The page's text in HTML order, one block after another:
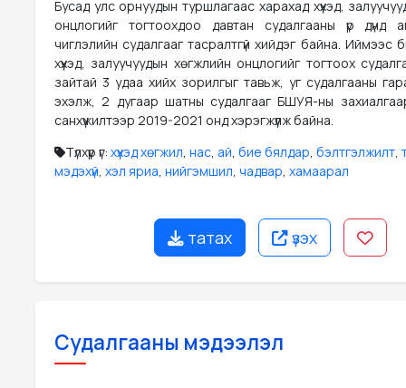
Бусад улс орнуудын туршлагаас харахад хүүхэд,
онцлогийг тогтоохдоо давтан судалгааны үр дүнд
чиглэлийн судалгааг тасралтгүй хийдэг байна. Иймээс
хүүхэд, залуучуудын хөгжлийн онцлогийг тогтоох
зайтай 3 удаа хийх зорилгыг тавьж, уг судалгааны
эхэлж, 2 дугаар шатны судалгааг БШУЯ-ны
санхүүжилтээр 2019-2021 онд хэрэгжүүлж байна.
Түлхүүр үг: хүүхэд хөгжил, нас, ай, бие бялдар, бэлтгэлжилт,
мэдэхүй, хэл яриа, нийгэмшил, чадвар, хамаарал
татах үзэх
Судалгааны мэдээлэл